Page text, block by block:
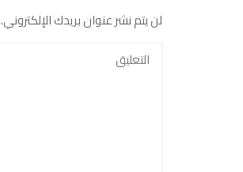
لن يتم نشر عنوان بريدك الإلكتروني.